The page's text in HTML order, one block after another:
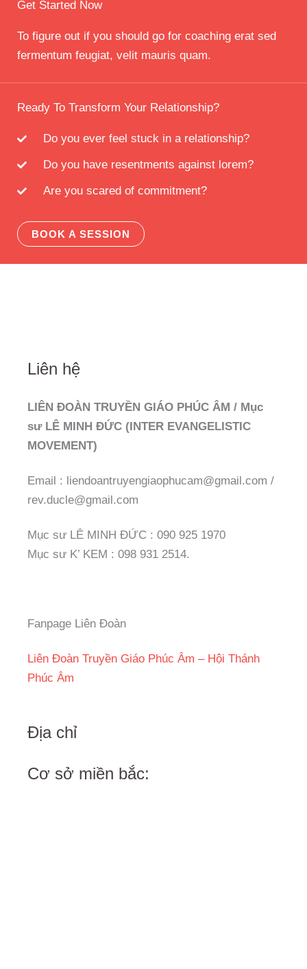
Get Started Now
To figure out if you should go for coaching erat sed
fermentum feugiat, velit mauris quam.
Ready To Transform Your Relationship?
Do you ever feel stuck in a relationship?
Do you have resentments against lorem?
Are you scared of commitment?
BOOK A SESSION
Liên hệ
LIÊN ĐOÀN TRUYỀN GIÁO PHÚC ÂM / Mục
sư LÊ MINH ĐỨC (INTER EVANGELISTIC
MOVEMENT)
Email : liendoantruyengiaophucam@gmail.com /
rev.ducle@gmail.com
Mục sư LÊ MINH ĐỨC : 090 925 1970
Mục sư K’ KEM : 098 931 2514.
Fanpage Liên Đoàn
Liên Đoàn Truyền Giáo Phúc Âm – Hội Thánh
Phúc Âm
Địa chỉ
Cơ sở miền bắc: